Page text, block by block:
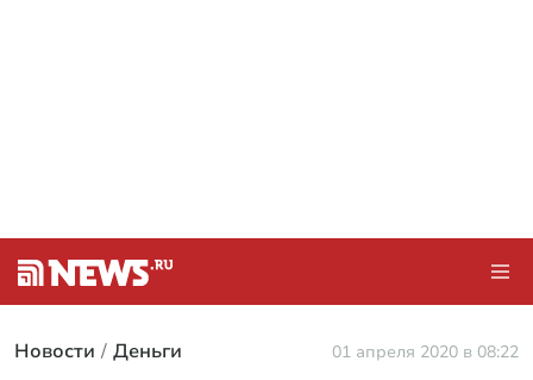
Новости Деньги 01 апреля 2020 в 08:22